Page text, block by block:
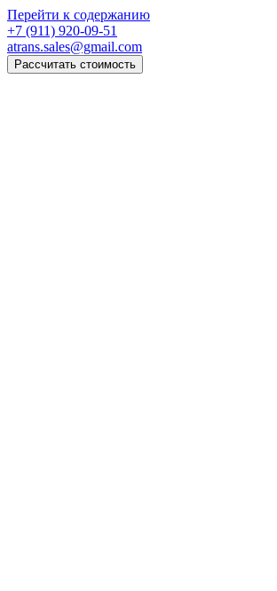
Перейти к содержанию
+7 (911) 920-09-51
atrans.sales@gmail.com
Рассчитать стоимость